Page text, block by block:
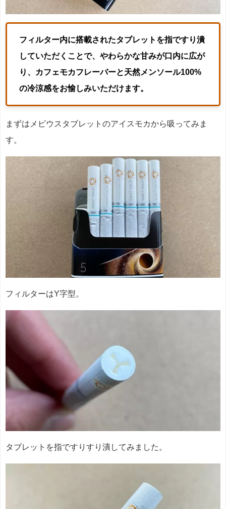
フィルター内に搭載されたタブレットを指ですり潰
していただくことで、やわらかな甘みが口内に広が
り、カフェモカフレーバーと天然メンソール100%
の冷涼感をお愉しみいただけます。
まずはメビウスタブレットのアイスモカから吸ってみま
す。
フィルターはY字型。
タブレットを指ですりすり潰してみました。